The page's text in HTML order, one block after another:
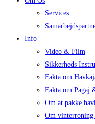
Services
Info
Video & Film
Sikkerheds
Fakta om
Fakta om Pagaj
Om at pakke
Om vinterroning